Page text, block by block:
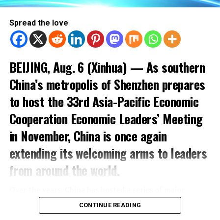
Spread the love
BEIJING, Aug. 6 (Xinhua) — As southern
China’s metropolis of Shenzhen prepares
to host the 33rd Asia-Pacific Economic
Cooperation Economic Leaders’ Meeting
in November, China is once again
extending its welcoming arms to leaders
from around the world.
diplomatic gatherings that have brought together world
leaders. More than simply platforms for dialogue, these
CONTINUE READING